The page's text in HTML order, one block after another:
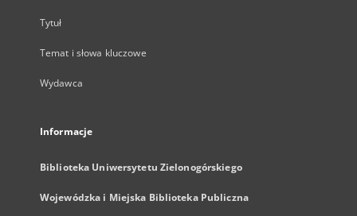
Tytuł
Temat i słowa kluczowe
Wydawca
Informacje
Biblioteka Uniwersytetu Zielonogórskiego
Wojewódzka i Miejska Biblioteka Publiczna